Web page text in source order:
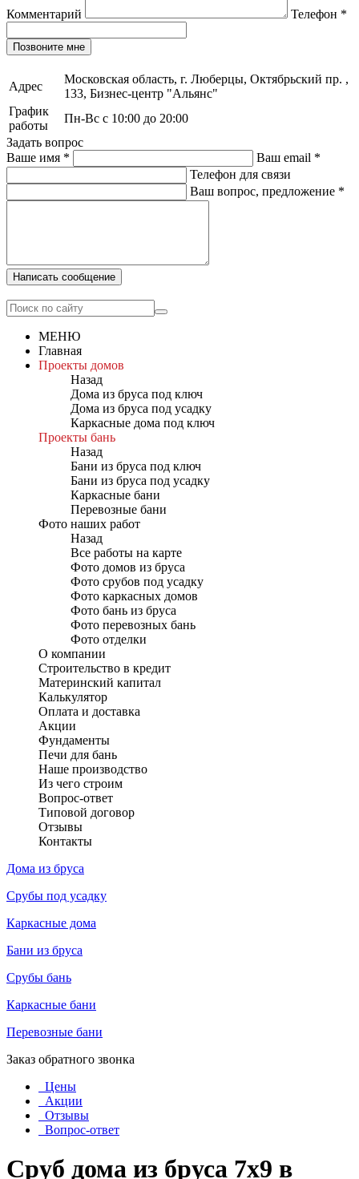
Комментарий Телефон *
Позвоните мне
Адрес
Московская область, г. Люберцы, Октябрьский пр. ,
133, Бизнес-центр "Альянс"
График
работы
Пн-Вс с 10:00 до 20:00
Задать вопрос
Ваше имя * Ваш email *
Телефон для связи
Ваш вопрос, предложение *
Написать сообщение
МЕНЮ
Главная
Проекты домов
Назад
Дома из бруса под ключ
Дома из бруса под усадку
Каркасные дома под ключ
Проекты бань
Назад
Бани из бруса под ключ
Бани из бруса под усадку
Каркасные бани
Перевозные бани
Фото наших работ
Назад
Все работы на карте
Фото домов из бруса
Фото срубов под усадку
Фото каркасных домов
Фото бань из бруса
Фото перевозных бань
Фото отделки
О компании
Строительство в кредит
Материнский капитал
Калькулятор
Оплата и доставка
Акции
Фундаменты
Печи для бань
Наше производство
Из чего строим
Вопрос-ответ
Типовой договор
Отзывы
Контакты
Дома из бруса
Срубы под усадку
Каркасные дома
Бани из бруса
Срубы бань
Каркасные бани
Перевозные бани
Заказ обратного звонка
Цены
Акции
Отзывы
Вопрос-ответ
Сруб дома из бруса 7x9 в